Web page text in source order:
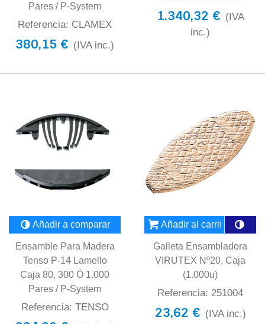
Pares / P-System
Referencia: CLAMEX
380,15 € (IVA inc.)
1.340,32 € (IVA
inc.)
Añadir a comparar
Ensamble Para Madera
Tenso P-14 Lamello
Caja 80, 300 Ó 1.000
Pares / P-System
Referencia: TENSO
Añadir al carrito
Galleta Ensambladora
VIRUTEX Nº20, Caja
(1.000u)
Referencia: 251004
23,62 € (IVA inc.)